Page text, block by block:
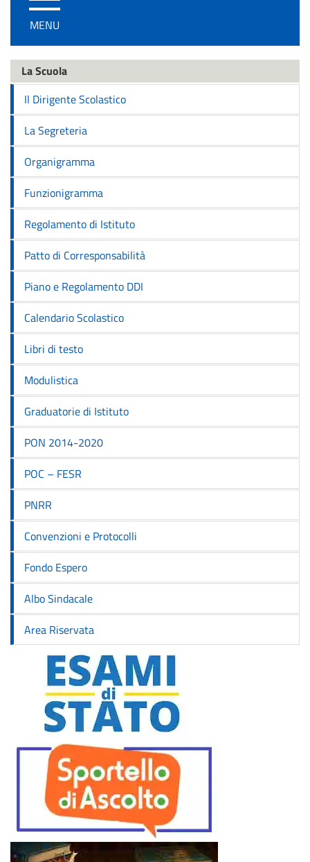
/
disattiva
navigazione
MENU
La Scuola
Il Dirigente Scolastico
La Segreteria
Organigramma
Funzionigramma
Regolamento di Istituto
Patto di Corresponsabilità
Piano e Regolamento DDI
Calendario Scolastico
Libri di testo
Modulistica
Graduatorie di Istituto
PON 2014-2020
POC – FESR
PNRR
Convenzioni e Protocolli
Fondo Espero
Albo Sindacale
Area Riservata